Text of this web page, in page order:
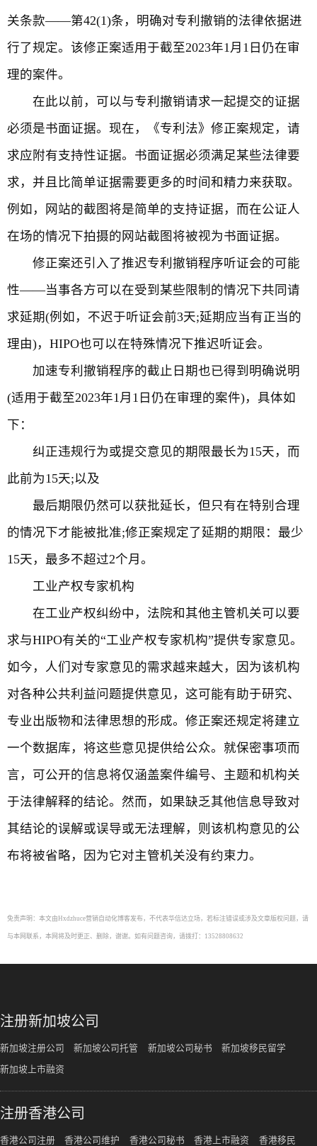
关条款——第42(1)条，明确对专利撤销的法律依据进
行了规定。该修正案适用于截至2023年1月1日仍在审
理的案件。
在此以前，可以与专利撤销请求一起提交的证据
必须是书面证据。现在，《专利法》修正案规定，请
求应附有支持性证据。书面证据必须满足某些法律要
求，并且比简单证据需要更多的时间和精力来获取。
例如，网站的截图将是简单的支持证据，而在公证人
在场的情况下拍摄的网站截图将被视为书面证据。
修正案还引入了推迟专利撤销程序听证会的可能
性——当事各方可以在受到某些限制的情况下共同请
求延期(例如，不迟于听证会前3天;延期应当有正当的
理由)，HIPO也可以在特殊情况下推迟听证会。
加速专利撤销程序的截止日期也已得到明确说明
(适用于截至2023年1月1日仍在审理的案件)，具体如
下：
纠正违规行为或提交意见的期限最长为15天，而
此前为15天;以及
最后期限仍然可以获批延长，但只有在特别合理
的情况下才能被批准;修正案规定了延期的期限：最少
15天，最多不超过2个月。
工业产权专家机构
在工业产权纠纷中，法院和其他主管机关可以要
求与HIPO有关的“工业产权专家机构”提供专家意见。
如今，人们对专家意见的需求越来越大，因为该机构
对各种公共利益问题提供意见，这可能有助于研究、
专业出版物和法律思想的形成。修正案还规定将建立
一个数据库，将这些意见提供给公众。就保密事项而
言，可公开的信息将仅涵盖案件编号、主题和机构关
于法律解释的结论。然而，如果缺乏其他信息导致对
其结论的误解或误导或无法理解，则该机构意见的公
布将被省略，因为它对主管机关没有约束力。
免责声明：本文由Hxdzhuce营销自动化博客发布，不代表华信达立场，若标注错误或涉及文章版权问题，请
与本网联系，本网将及时更正、删除，谢谢。如有问题咨询，请拨打：13528808632
注册新加坡公司
新加坡注册公司 新加坡公司托管 新加坡公司秘书 新加坡移民留学
新加坡上市融资
注册香港公司
香港公司注册 香港公司维护 香港公司秘书 香港上市融资 香港移民